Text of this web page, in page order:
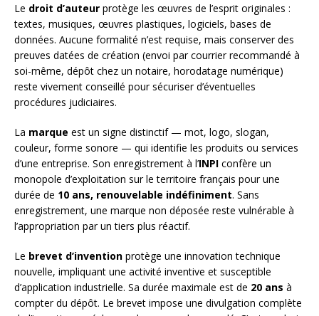
Le droit d’auteur protège les œuvres de l’esprit originales :
textes, musiques, œuvres plastiques, logiciels, bases de
données. Aucune formalité n’est requise, mais conserver des
preuves datées de création (envoi par courrier recommandé à
soi-même, dépôt chez un notaire, horodatage numérique)
reste vivement conseillé pour sécuriser d’éventuelles
procédures judiciaires.
La marque est un signe distinctif — mot, logo, slogan,
couleur, forme sonore — qui identifie les produits ou services
d’une entreprise. Son enregistrement à l’INPI confère un
monopole d’exploitation sur le territoire français pour une
durée de 10 ans, renouvelable indéfiniment. Sans
enregistrement, une marque non déposée reste vulnérable à
l’appropriation par un tiers plus réactif.
Le brevet d’invention protège une innovation technique
nouvelle, impliquant une activité inventive et susceptible
d’application industrielle. Sa durée maximale est de 20 ans à
compter du dépôt. Le brevet impose une divulgation complète